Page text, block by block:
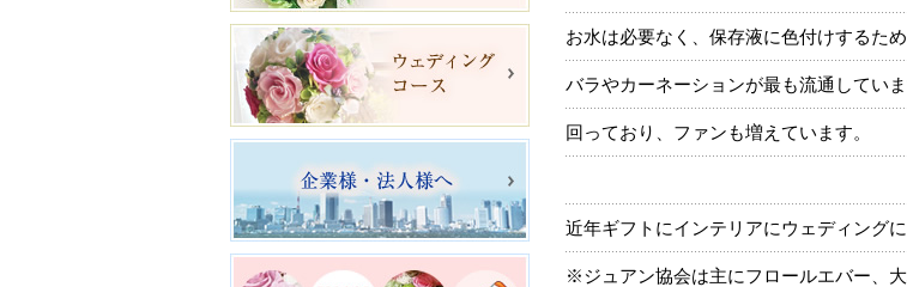
お水は必要なく、保存液に色付けするた
バラやカーネーションが最も流通してい
回っており、ファンも増えています。
近年ギフトにインテリアにウェディング
※ジュアン協会は主にフロールエバー、大